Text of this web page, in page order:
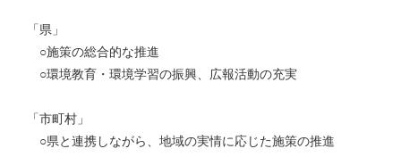
「県」
○施策の総合的な推進
○環境教育・環境学習の振興、広報活動の充実
「市町村」
○県と連携しながら、地域の実情に応じた施策の推進